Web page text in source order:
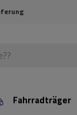
Fahrradträger